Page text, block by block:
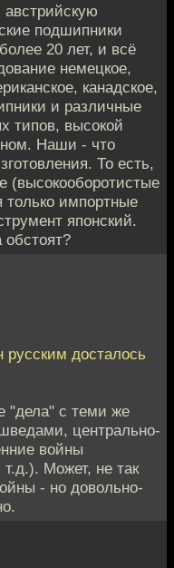
подшипники
20 лет, и всё
немецкое,
канадское,
и различные
типов, высокой
Наши - что
То есть,
(высокооборотистые
только импортные
японский.
обстоят?
досталось
"дела" с теми же
центрально-
войны
Может, не так
- но довольно-